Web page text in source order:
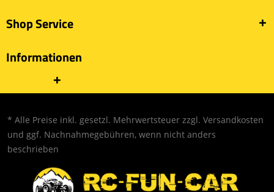
Shop Service
Informationen
* Alle Preise inkl. gesetzl. Mehrwertsteuer zzgl. Versandkosten
und ggf. Nachnahmegebühren, wenn nicht anders
beschrieben